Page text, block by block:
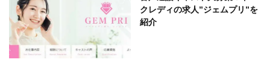
クレディの求人”ジェムプリ”を
紹介